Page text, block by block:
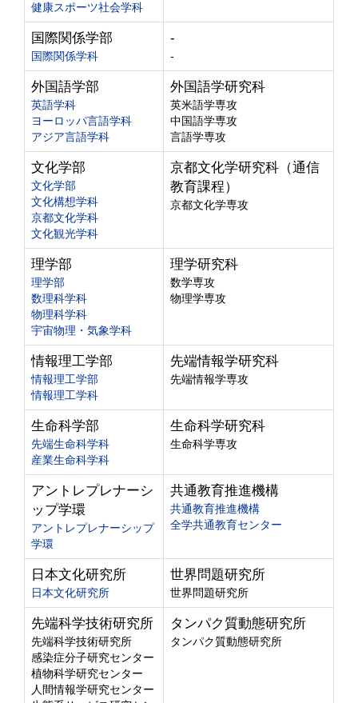
健康スポーツ社会学科
国際関係学部
国際関係学科
-
-
外国語学部
英語学科
ヨーロッパ言語学科
アジア言語学科
外国語学研究科
英米語学専攻
中国語学専攻
言語学専攻
文化学部
文化学部
文化構想学科
京都文化学科
文化観光学科
京都文化学研究科（通信
教育課程）
京都文化学専攻
理学部
理学部
数理科学科
物理科学科
宇宙物理・気象学科
理学研究科
数学専攻
物理学専攻
情報理工学部
情報理工学部
情報理工学科
先端情報学研究科
先端情報学専攻
生命科学部
先端生命科学科
産業生命科学科
生命科学研究科
生命科学専攻
アントレプレナーシ
ップ学環
アントレプレナーシップ
学環
共通教育推進機構
共通教育推進機構
全学共通教育センター
日本文化研究所
日本文化研究所
世界問題研究所
世界問題研究所
先端科学技術研究所
先端科学技術研究所
感染症分子研究センター
植物科学研究センター
人間情報学研究センター
タンパク質動態研究所
タンパク質動態研究所